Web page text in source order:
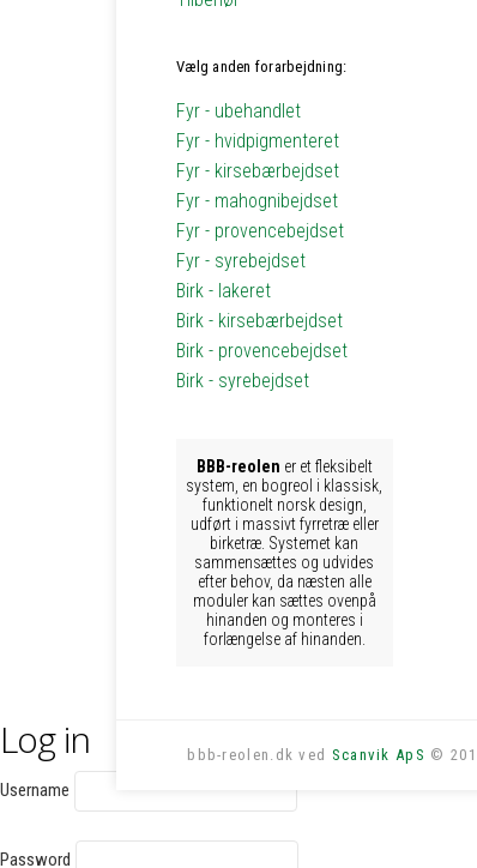
Vælg anden forarbejdning:
Fyr - ubehandlet
Fyr - hvidpigmenteret
Fyr - kirsebærbejdset
Fyr - mahognibejdset
Fyr - provencebejdset
Fyr - syrebejdset
Birk - lakeret
Birk - kirsebærbejdset
Birk - provencebejdset
Birk - syrebejdset
BBB-reolen er et fleksibelt
system, en bogreol i klassisk,
funktionelt norsk design,
udført i massivt fyrretræ eller
birketræ. Systemet kan
sammensættes og udvides
efter behov, da næsten alle
moduler kan sættes ovenpå
hinanden og monteres i
forlængelse af hinanden.
bbb-reolen.dk ved Scanvik ApS ©
Log in
Username
Password